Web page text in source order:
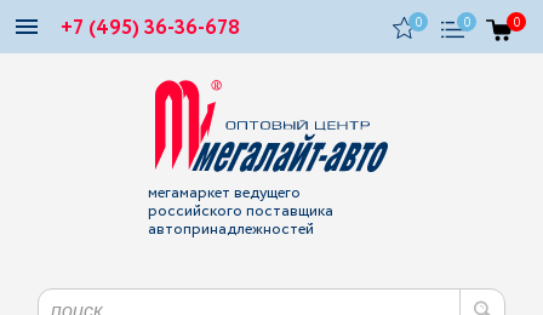
+7 (495) 36-36-678 0 0 0
мегамаркет ведущего
российского поставщика
автопринадлежностей